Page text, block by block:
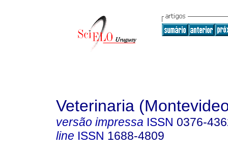
Veterinaria
versão impressa ISSN 0376-
line ISSN 1688-4809